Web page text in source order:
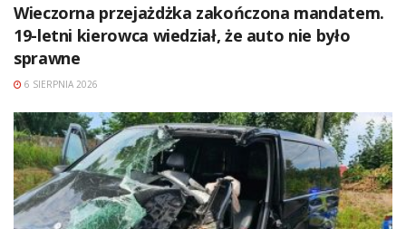
Wieczorna przejażdżka zakończona mandatem.
19-letni kierowca wiedział, że auto nie było
sprawne
6 SIERPNIA 2026